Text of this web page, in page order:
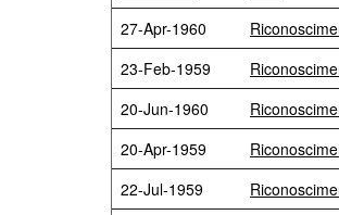
27-Apr-1960
23-Feb-1959
20-Jun-1960
20-Apr-1959
22-Jul-1959